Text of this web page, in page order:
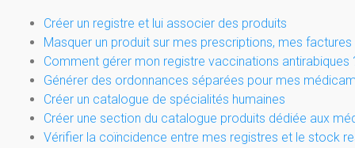
Créer un registre et lui associer des produits
Masquer un produit sur mes prescriptions, mes
Comment gérer mon registre vaccinations antirabiques
Générer des ordonnances séparées pour mes
Créer un catalogue de spécialités humaines
Créer une section du catalogue produits dédiée aux
Vérifier la coïncidence entre mes registres et le stock